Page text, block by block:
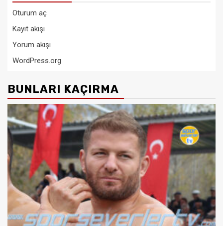
Oturum aç
Kayıt akışı
Yorum akışı
WordPress.org
BUNLARI KAÇIRMA